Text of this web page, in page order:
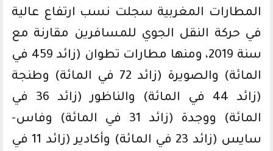
المطارات المغربية سجلت نسب ارتفاع عالية
في حركة النقل الجوي للمسافرين مقارنة مع
سنة 2019، ومنها مطارات تطوان (زائد 459 في
المائة) والصويرة (زائد 72 في المائة) وطنجة
(زائد 44 في المائة) والناظور (زائد 36 في
المائة) ووجدة (زائد 31 في المائة) وفاس-
سايس (زائد 23 في المائة) وأكادير (زائد 11 في